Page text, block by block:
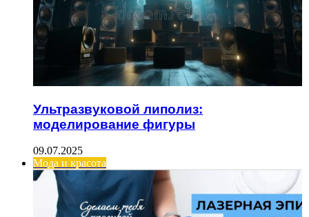
Ультразвуковой липолиз:
моделирование фигуры
09.07.2025
Мода и красота